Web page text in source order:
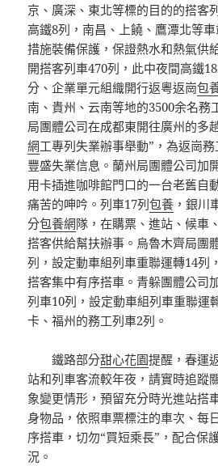
京、廣深、東北等標的目的的搭客
高鐵8列，南昌、上饒、鷹潭北等
措施裝備保護，保證熱水和熱氣供
開搭客列車470列，此中夜間高鐵
分、企業單元組織開行返粵返崗包
南、貴州、云南等地的3500余名務
局團體公司在成都東開往廣州的多
網工專列失業辦事舉動”，為返崗
豐盛失業信息。蘭州局團體公司加
用卡插進咖啡館門口的一台老舊自
痛苦的呻吟。列車17列包養 ，銀川
分包養網隊，在購票、進站、候車
搭客供給幫扶辦事。烏魯木齊局團
列，設定動車組列車重聯運轉14列
搭客集中有序搭車。青躲團體公司
列車10列，設定動車組列車重聯運
卡、福州的務工列車2列。
鐵路部分甜心花園提醒，春運
站和列車客流較年夜，請實時追蹤
象變更情形，預留充分時光進站搭
身物品，依照車票標注的車次、每
序搭車，切勿“買短乘長”，配合保
況。